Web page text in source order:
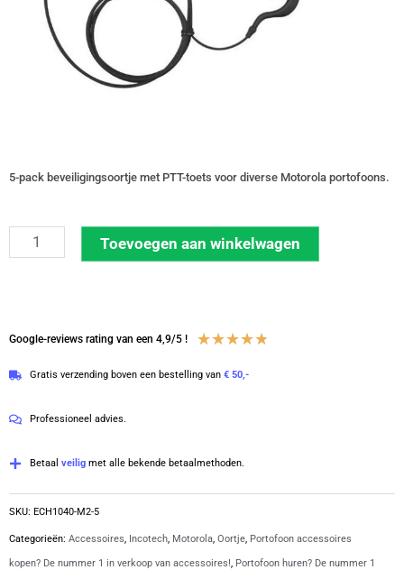
5-pack beveiligingsoortje met PTT-toets voor diverse Motorola portofoons.
Incotech
5-
oortje
|
aantal
Toevoegen aan winkelwagen
Google-reviews rating van een 4,9/5 ! ★★★★★
Gratis verzending boven een bestelling van € 50,-
Professioneel advies.
Betaal veilig met alle bekende betaalmethoden.
SKU: ECH1040-M2-5
Categorieën: Accessoires, Incotech, Motorola, Oortje, Portofoon accessoires
kopen? De nummer 1 in verkoop van accessoires!, Portofoon huren? De nummer 1